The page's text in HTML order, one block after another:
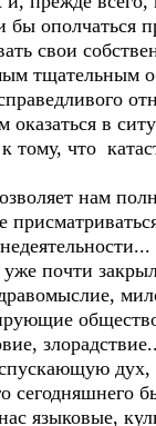
бы
свои
тщательным
в
тому, что
нам
почти
сегодняшнего
языковые,